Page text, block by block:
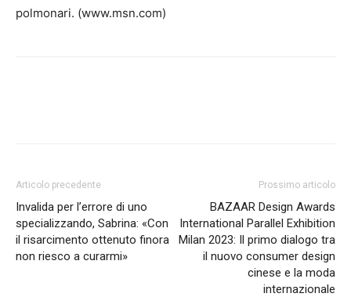
polmonari. (www.msn.com)
Articolo precedente
Invalida per l’errore di uno
specializzando, Sabrina: «Con
il risarcimento ottenuto finora
non riesco a curarmi»
Prossimo articolo
BAZAAR Design Awards
International Parallel Exhibition
Milan 2023: Il primo dialogo tra
il nuovo consumer design
cinese e la moda
internazionale